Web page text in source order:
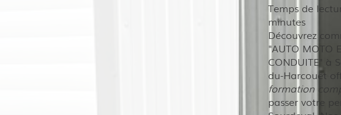
Temps de
minutes
Découvrez
"AUTO MOTO
CONDUITE" à
du-Harcouët
formation
passer votre